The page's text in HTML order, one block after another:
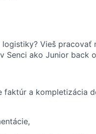
Vieš pracovať
Senci ako Junior back
faktúr a kompletizácia